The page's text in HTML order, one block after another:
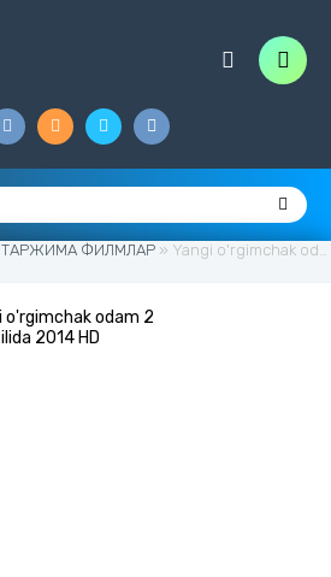
ТАРЖИМА ФИЛМЛАР » Yangi o'rgimchak odam 2 Uzbek tilida 2014 HD